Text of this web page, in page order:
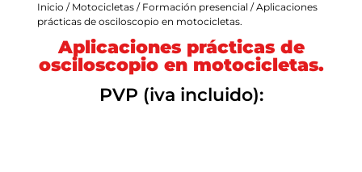
Inicio / Motocicletas/ Formación presencial / Aplicaciones
prácticas de osciloscopio en motocicletas.
Aplicaciones prácticas de
osciloscopio en motocicletas.
PVP (iva incluido):